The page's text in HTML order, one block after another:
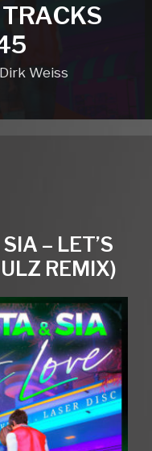
Dirk Weiss
– LET’S
REMIX)